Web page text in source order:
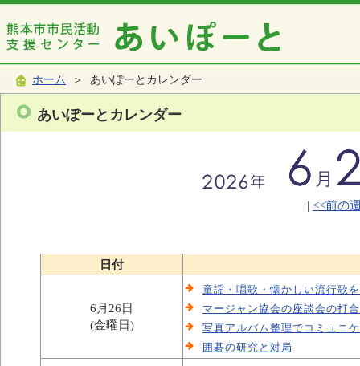
ホーム ＞ あいぽーとカレンダー
あいぽーとカレンダー
| <<前の
日付
6月26日
(金曜日)
童謡・唱歌・懐かしい流行歌
マージャン協会の座談会の打
写真アルバム整理でコミュニ
囲碁の研究と対局